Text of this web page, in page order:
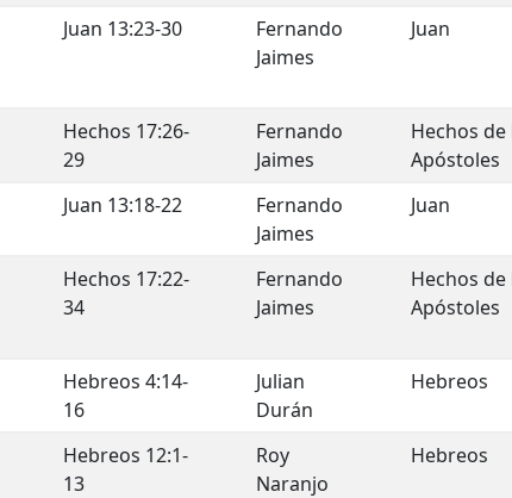
Juan 13:23-30
Fernando
Jaimes
Juan
Hechos 17:26-
29
Fernando
Jaimes
Hechos de
Apóstoles
Juan 13:18-22
Fernando
Jaimes
Juan
Hechos 17:22-
34
Fernando
Jaimes
Hechos de
Apóstoles
Hebreos 4:14-
16
Julian
Durán
Hebreos
Hebreos 12:1-
13
Roy
Naranjo
Hebreos